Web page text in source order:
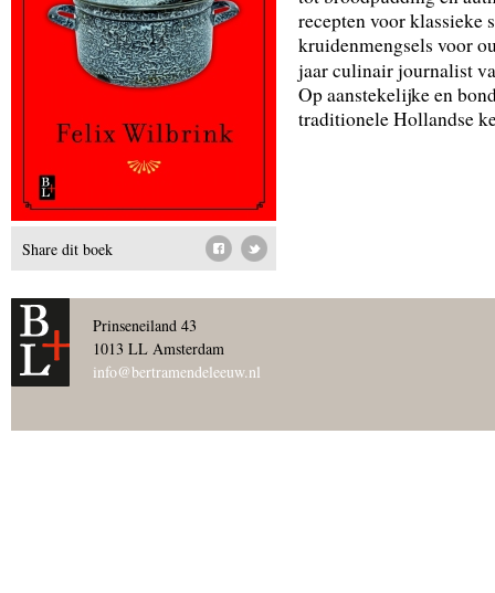
Share dit boek
recepten voor klassieke
kruidenmengsels voor
jaar culinair journalist
Op aanstekelijke en
traditionele Hollandse
Prinseneiland 43
1013 LL Amsterdam
info@bertramendeleeuw.nl